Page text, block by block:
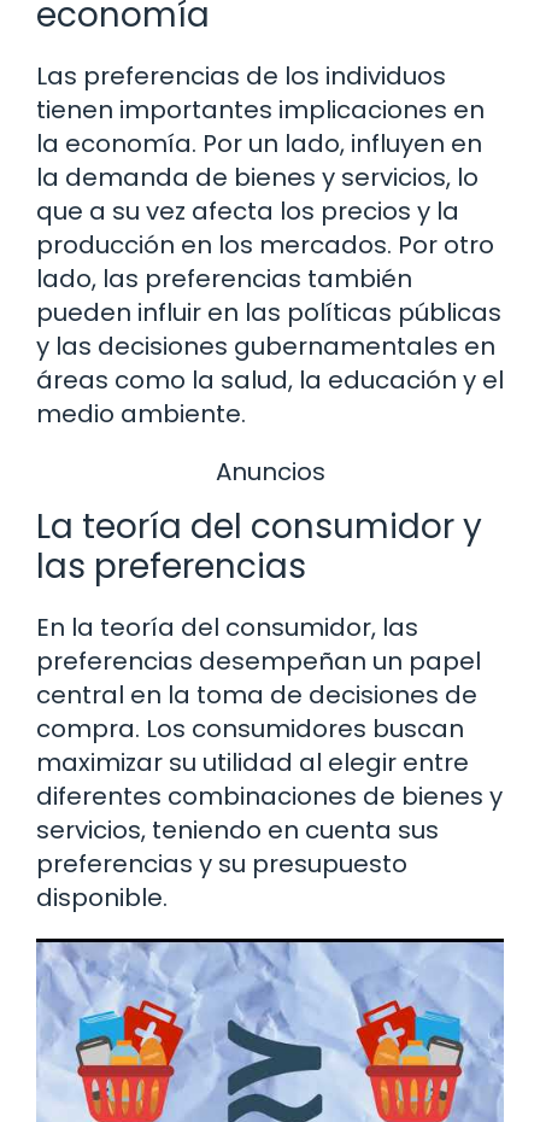
economía
Las preferencias de los individuos
tienen importantes implicaciones en
la economía. Por un lado, influyen en
la demanda de bienes y servicios, lo
que a su vez afecta los precios y la
producción en los mercados. Por otro
lado, las preferencias también
pueden influir en las políticas públicas
y las decisiones gubernamentales en
áreas como la salud, la educación y el
medio ambiente.
Anuncios
La teoría del consumidor y
las preferencias
En la teoría del consumidor, las
preferencias desempeñan un papel
central en la toma de decisiones de
compra. Los consumidores buscan
maximizar su utilidad al elegir entre
diferentes combinaciones de bienes y
servicios, teniendo en cuenta sus
preferencias y su presupuesto
disponible.